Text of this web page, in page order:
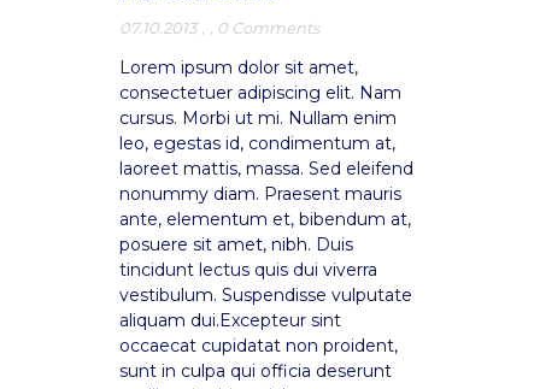
07.10.2013 0 Comments
Lorem ipsum dolor sit amet,
consectetuer adipiscing elit. Nam
cursus. Morbi ut mi. Nullam enim
leo, egestas id, condimentum at,
laoreet mattis, massa. Sed eleifend
nonummy diam. Praesent mauris
ante, elementum et, bibendum at,
posuere sit amet, nibh. Duis
tincidunt lectus quis dui viverra
vestibulum. Suspendisse vulputate
aliquam dui.Excepteur sint
occaecat cupidatat non proident,
sunt in culpa qui officia deserunt